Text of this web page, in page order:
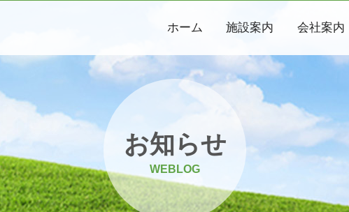
ホーム 施設案内 会社案内
お知らせ
WEBLOG